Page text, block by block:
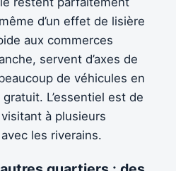
d’un effet de lisière
aux commerces
servent d’axes de
de véhicules en
L’essentiel est de
à plusieurs
les riverains.